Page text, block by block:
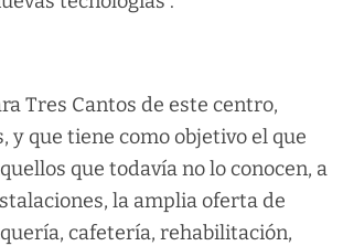
Tres Cantos de este centro,
que tiene como objetivo el que
que todavía no lo conocen, a
la amplia oferta de
cafetería, rehabilitación,